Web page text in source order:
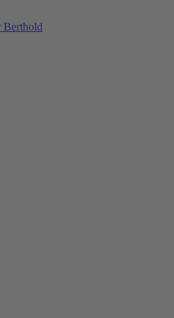
Berthold